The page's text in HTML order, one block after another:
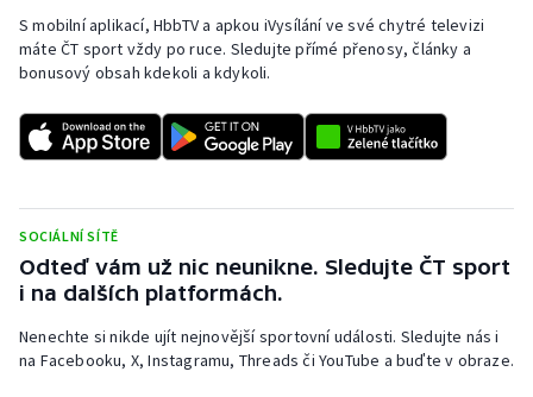
S mobilní aplikací, HbbTV a apkou iVysílání ve své chytré televizi
máte ČT sport vždy po ruce. Sledujte přímé přenosy, články a
bonusový obsah kdekoli a kdykoli.
SOCIÁLNÍ SÍTĚ
Odteď vám už nic neunikne. Sledujte ČT sport
i na dalších platformách.
Nenechte si nikde ujít nejnovější sportovní události. Sledujte nás i
na Facebooku, X, Instagramu, Threads či YouTube a buďte v obraze.